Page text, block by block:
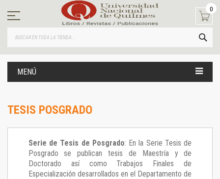
contenido
0
MENÚ
TESIS POSGRADO
Serie de Tesis de Posgrado: En la Serie Tesis de
Posgrado se publican tesis de Maestría y de
Doctorado así como Trabajos Finales de
Especialización desarrollados en el Departamento de